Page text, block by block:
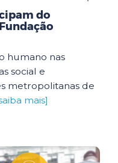
do
humano nas
social e
metropolitanas de
mais]